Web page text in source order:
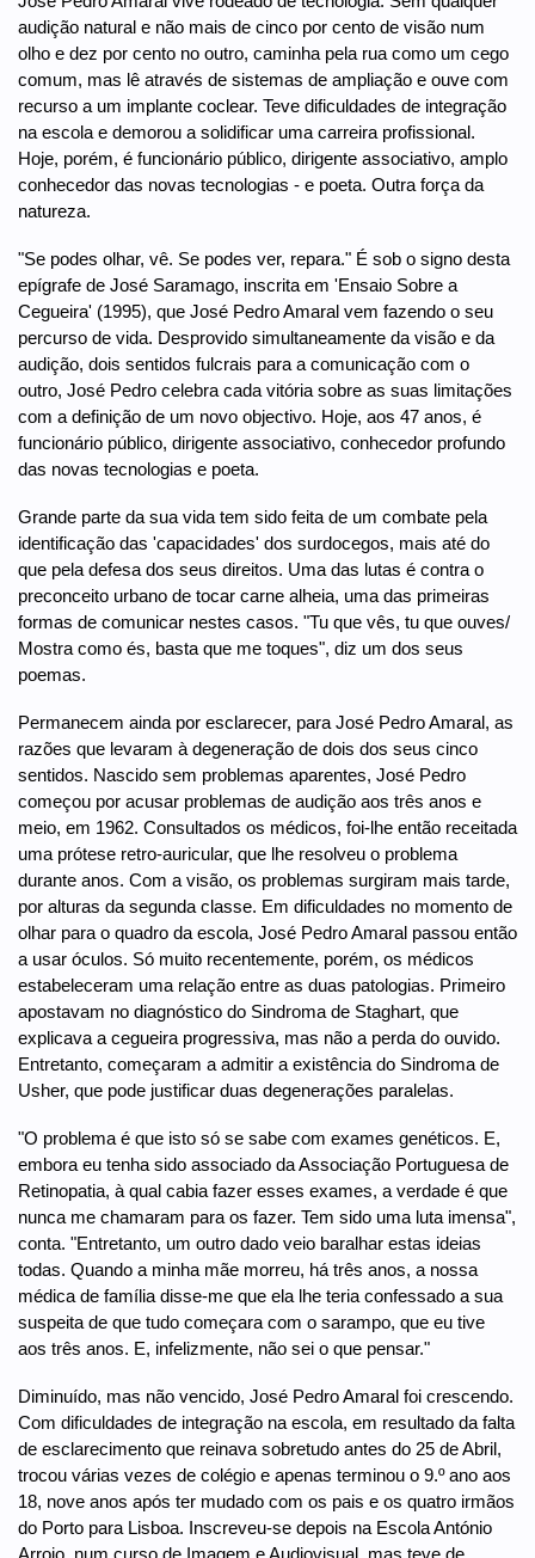
audição natural e não mais de cinco por cento de visão num
olho e dez por cento no outro, caminha pela rua como um cego
comum, mas lê através de sistemas de ampliação e ouve com
recurso a um implante coclear. Teve dificuldades de integração
na escola e demorou a solidificar uma carreira profissional.
Hoje, porém, é funcionário público, dirigente associativo, amplo
conhecedor das novas tecnologias - e poeta. Outra força da
natureza.
"Se podes olhar, vê. Se podes ver, repara." É sob o signo desta
epígrafe de José Saramago, inscrita em 'Ensaio Sobre a
Cegueira' (1995), que José Pedro Amaral vem fazendo o seu
percurso de vida. Desprovido simultaneamente da visão e da
audição, dois sentidos fulcrais para a comunicação com o
outro, José Pedro celebra cada vitória sobre as suas limitações
com a definição de um novo objectivo. Hoje, aos 47 anos, é
funcionário público, dirigente associativo, conhecedor profundo
das novas tecnologias e poeta.
Grande parte da sua vida tem sido feita de um combate pela
identificação das 'capacidades' dos surdocegos, mais até do
que pela defesa dos seus direitos. Uma das lutas é contra o
preconceito urbano de tocar carne alheia, uma das primeiras
formas de comunicar nestes casos. "Tu que vês, tu que ouves/
Mostra como és, basta que me toques", diz um dos seus
poemas.
Permanecem ainda por esclarecer, para José Pedro Amaral, as
razões que levaram à degeneração de dois dos seus cinco
sentidos. Nascido sem problemas aparentes, José Pedro
começou por acusar problemas de audição aos três anos e
meio, em 1962. Consultados os médicos, foi-lhe então receitada
uma prótese retro-auricular, que lhe resolveu o problema
durante anos. Com a visão, os problemas surgiram mais tarde,
por alturas da segunda classe. Em dificuldades no momento de
olhar para o quadro da escola, José Pedro Amaral passou então
a usar óculos. Só muito recentemente, porém, os médicos
estabeleceram uma relação entre as duas patologias. Primeiro
apostavam no diagnóstico do Sindroma de Staghart, que
explicava a cegueira progressiva, mas não a perda do ouvido.
Entretanto, começaram a admitir a existência do Sindroma de
Usher, que pode justificar duas degenerações paralelas.
"O problema é que isto só se sabe com exames genéticos. E,
embora eu tenha sido associado da Associação Portuguesa de
Retinopatia, à qual cabia fazer esses exames, a verdade é que
nunca me chamaram para os fazer. Tem sido uma luta imensa",
conta. "Entretanto, um outro dado veio baralhar estas ideias
todas. Quando a minha mãe morreu, há três anos, a nossa
médica de família disse-me que ela lhe teria confessado a sua
suspeita de que tudo começara com o sarampo, que eu tive
aos três anos. E, infelizmente, não sei o que pensar."
Diminuído, mas não vencido, José Pedro Amaral foi crescendo.
Com dificuldades de integração na escola, em resultado da falta
de esclarecimento que reinava sobretudo antes do 25 de Abril,
trocou várias vezes de colégio e apenas terminou o 9.º ano aos
18, nove anos após ter mudado com os pais e os quatro irmãos
do Porto para Lisboa. Inscreveu-se depois na Escola António
Arroio, num curso de Imagem e Audiovisual, mas teve de